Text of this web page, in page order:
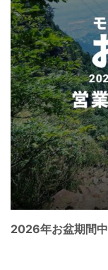
2026年お盆期間